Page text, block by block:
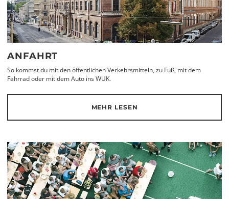
ANFAHRT
So kommst du mit den öffentlichen Verkehrsmitteln, zu Fuß, mit dem
Fahrrad oder mit dem Auto ins WUK.
MEHR LESEN